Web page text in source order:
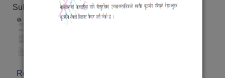
Submitted on:Wed, 07/29/2026 - 14:10
Read more